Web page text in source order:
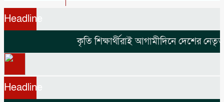
Headline
কৃতি শিক্ষার্থীরাই আগামীদিনে দেশের
Headline